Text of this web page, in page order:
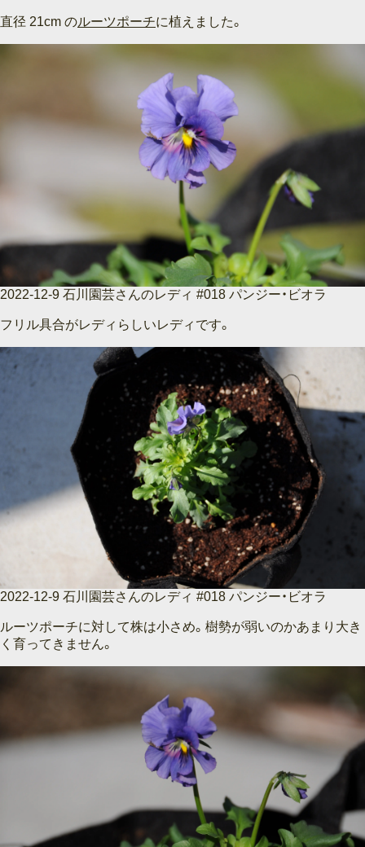
直径 21cm のルーツポーチに植えました。
2022-12-9 石川園芸さんのレディ #018 パンジー・ビオラ
フリル具合がレディらしいレディです。
2022-12-9 石川園芸さんのレディ #018 パンジー・ビオラ
ルーツポーチに対して株は小さめ。樹勢が弱いのかあまり大き
く育ってきません。